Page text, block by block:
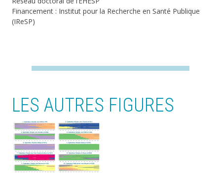
Financement : Institut pour la Recherche en Santé Publique
(IReSP)
LES AUTRES FIGURES
Image